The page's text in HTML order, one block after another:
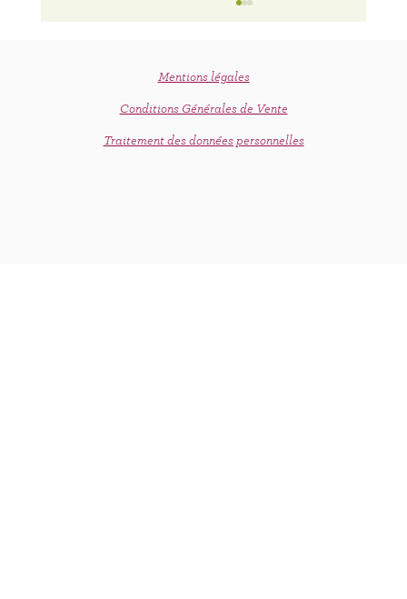
Mentions légales
Conditions Générales de Vente
Traitement des données personnelles